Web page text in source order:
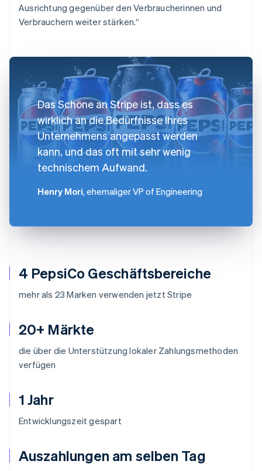
4 PepsiCo Geschäftsbereiche
mehr als 23 Marken verwenden jetzt Stripe
20+ Märkte
die über die Unterstützung lokaler Zahlungsmethoden
verfügen
1 Jahr
Entwicklungszeit gespart
Auszahlungen am selben Tag
Ausrichtung gegenüber den Verbraucherinnen und
Verbrauchern weiter stärken.“
Das Schöne an Stripe ist, dass es
wirklich an die Bedürfnisse Ihres
Unternehmens angepasst werden
kann, und das oft mit sehr wenig
technischem Aufwand.
Henry Mori, ehemaliger VP of Engineering